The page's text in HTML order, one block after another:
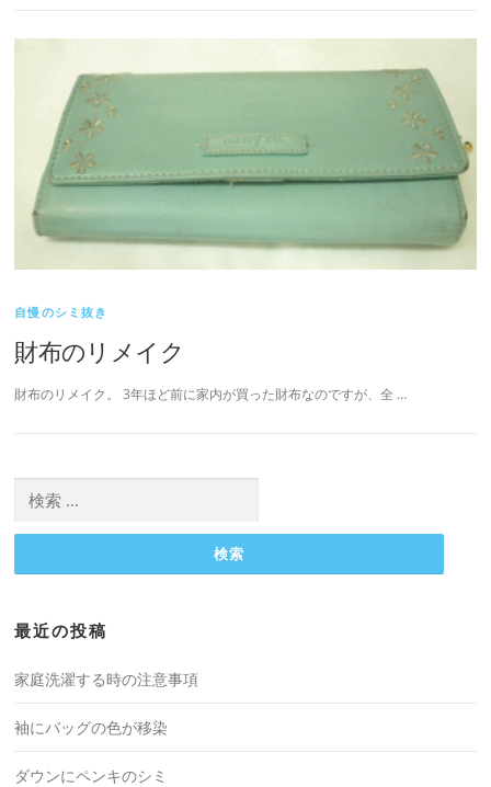
自慢のシミ抜き
財布のリメイク
財布のリメイク。 3年ほど前に家内が買った財布なのですが、全 …
索:
最近の投稿
家庭洗濯する時の注意事項
袖にバッグの色が移染
ダウンにペンキのシミ